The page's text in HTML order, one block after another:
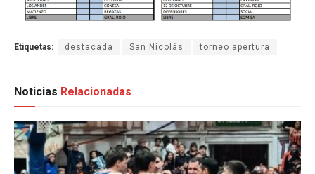
Etiquetas: destacada San Nicolás torneo apertura
Noticias Relacionadas